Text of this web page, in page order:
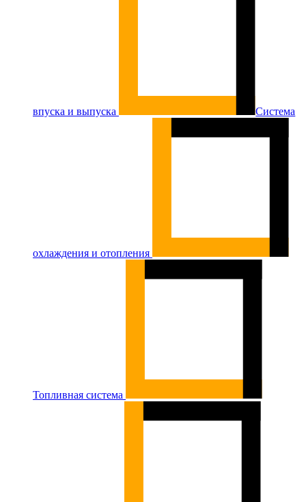
впуска и выпуска Система
охлаждения и отопления
Топливная система